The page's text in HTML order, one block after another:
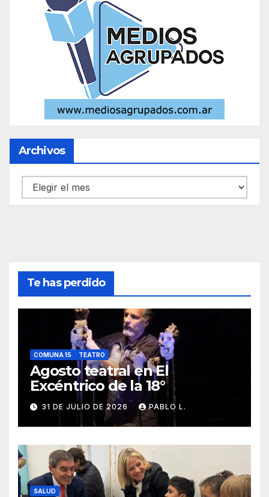
Archivos
Archivos
Te has perdido
COMUNA 15 TEATRO
Agosto teatral en El
Excéntrico de la 18°
31 DE JULIO DE 2026 PABLO L.
SALUD